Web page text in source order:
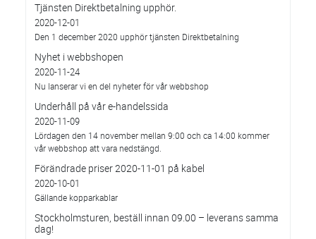
Tjänsten Direktbetalning upphör.
2020-12-01
Den 1 december 2020 upphör tjänsten Direktbetalning
Nyhet i webbshopen
2020-11-24
Nu lanserar vi en del nyheter för vår webbshop
Underhåll på vår e-handelssida
2020-11-09
Lördagen den 14 november mellan 9:00 och ca 14:00 kommer
vår webbshop att vara nedstängd.
Förändrade priser 2020-11-01 på kabel
2020-10-01
Gällande kopparkablar
Stockholmsturen, beställ innan 09.00 – leverans samma
dag!